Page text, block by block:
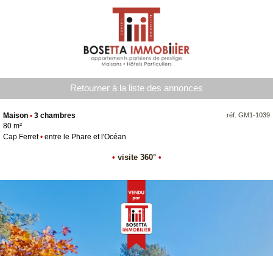
Retourner à la liste des annonces
réf. GM1-1039
Maison • 3 chambres
80 m²
Cap Ferret• entre le Phare et l'Océan
• visite 360° •